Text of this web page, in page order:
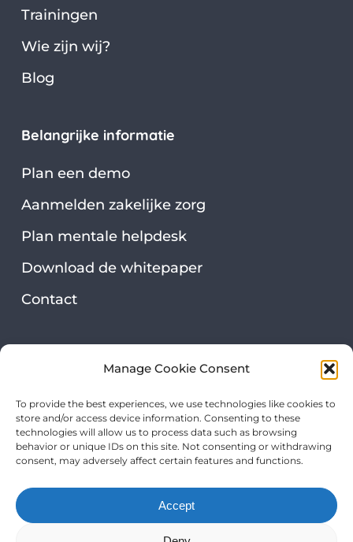
Manage Cookie Consent
To provide the best experiences, we use technologies like cookies to
store and/or access device information. Consenting to these
technologies will allow us to process data such as browsing
behavior or unique IDs on this site. Not consenting or withdrawing
consent, may adversely affect certain features and functions.
Accept
Trainingen
Wie zijn wij?
Blog
Belangrijke informatie
Plan een demo
Aanmelden zakelijke zorg
Plan mentale helpdesk
Download de whitepaper
Contact
Onze certificeringen